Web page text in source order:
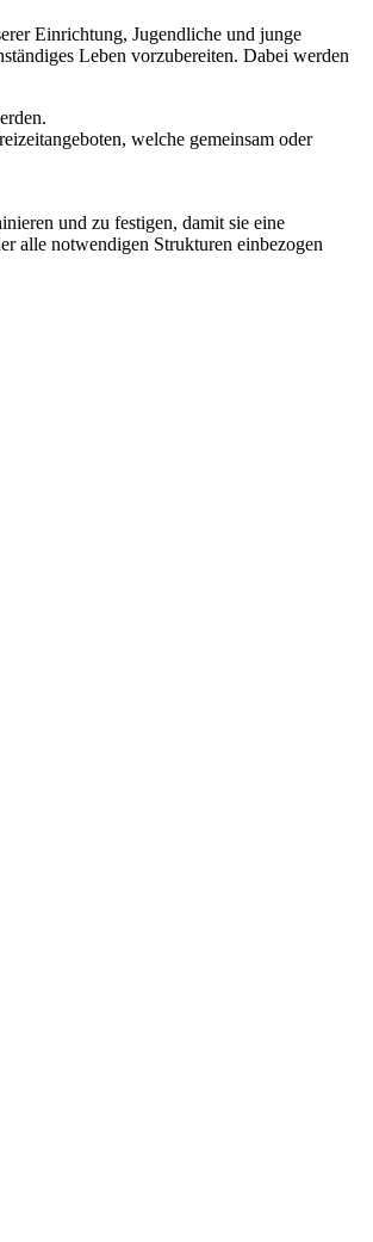
Einrichtung, Jugendliche und junge
Leben vorzubereiten. Dabei werden
welche gemeinsam oder
und zu festigen, damit sie eine
alle notwendigen Strukturen einbezogen